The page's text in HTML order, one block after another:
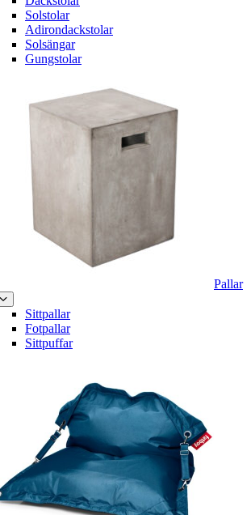
Solstolar
Adirondackstolar
Solsängar
Gungstolar
Pallar
Sittpallar
Fotpallar
Sittpuffar